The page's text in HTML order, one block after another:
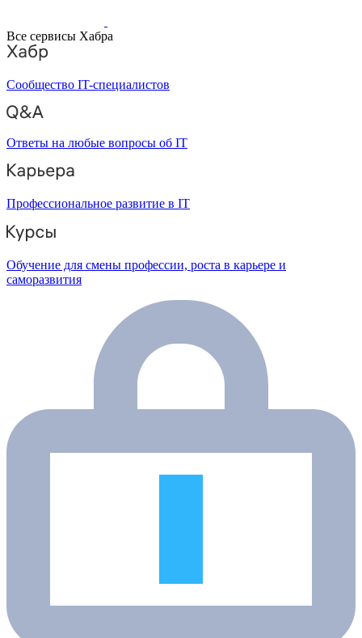
Все сервисы Хабра
Сообщество IT-специалистов
Ответы на любые вопросы об IT
Профессиональное развитие в IT
Обучение для смены профессии, роста в карьере и
саморазвития